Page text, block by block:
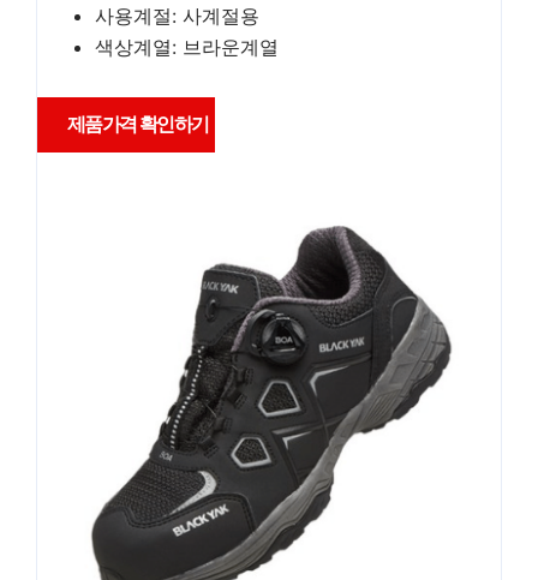
사용계절: 사계절용
색상계열: 브라운계열
제품가격 확인하기